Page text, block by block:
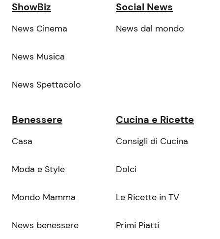
ShowBiz
News Cinema
News Musica
News Spettacolo
Social News
News dal mondo
Benessere
Casa
Moda e Style
Mondo Mamma
News benessere
Cucina e Ricette
Consigli di Cucina
Dolci
Le Ricette in TV
Primi Piatti